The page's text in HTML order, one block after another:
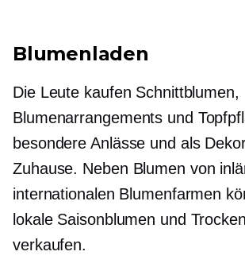
Blumenladen
Die Leute kaufen Schnittblumen,
Blumenarrangements und
besondere Anlässe und als
Zuhause. Neben Blumen von
internationalen Blumenfarmen
lokale Saisonblumen und
verkaufen.